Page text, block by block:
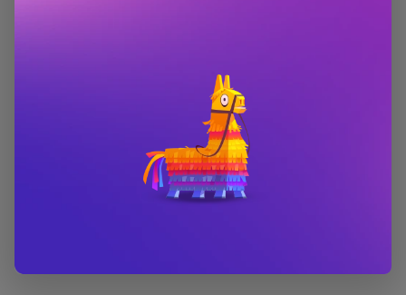
BOOKZONE iti pune la dispozitie toate cartile scrise de catre
RuNyx inclusiv volume lansate in exclusivitate, carti in limba
engleza si noutati. RuNyx se bucura de un succes rasunator
la nivelul international, cu zeci de mii de exemplare vandute
din fiecare carte. Felul in care scrie si contureaza personajele
reprezinta principalele atuuri ale RuNyx . Fiecare carte scrisa
de RuNyx este citita cu drag de mii de oameni.